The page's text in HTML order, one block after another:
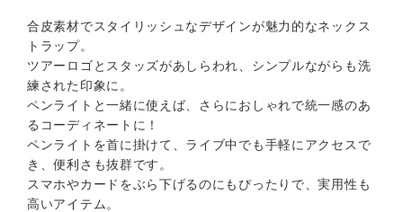
合皮素材でスタイリッシュなデザインが魅力的なネックス
トラップ。
ツアーロゴとスタッズがあしらわれ、シンプルながらも洗
練された印象に。
ペンライトと一緒に使えば、さらにおしゃれで統一感のあ
るコーディネートに！
ペンライトを首に掛けて、ライブ中でも手軽にアクセスで
き、便利さも抜群です。
スマホやカードをぶら下げるのにもぴったりで、実用性も
高いアイテム。